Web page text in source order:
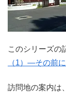
このシリーズの
（1）―その前に
訪問地の案内は